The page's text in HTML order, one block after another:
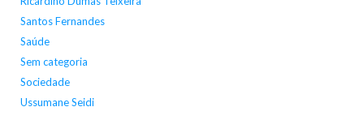
Santos Fernandes
Saúde
Sem categoria
Sociedade
Ussumane Seidi